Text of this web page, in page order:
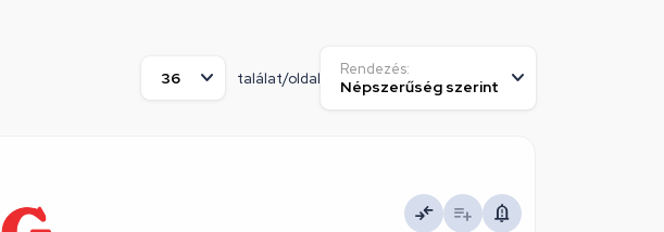
találat/oldal
Rendezés: